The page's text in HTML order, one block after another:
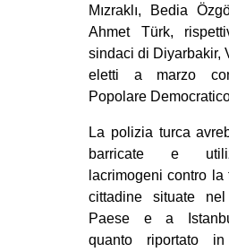
MANIFESTI
MUSICA
AFRICA
ESTREMO
EUROPA
Mızraklı, Bedia
Ahmet Türk,
sindaci di Diyarbakir,
eletti a marzo
Popolare
La polizia turca
barricate e
lacrimogeni contro
cittadine situate
Paese e a
quanto riportato in